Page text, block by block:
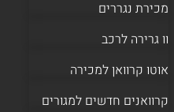
מכירת נגררים
וו גרירה לרכב
אוטו קרוואן למכירה
קרוואנים חדשים למגורים